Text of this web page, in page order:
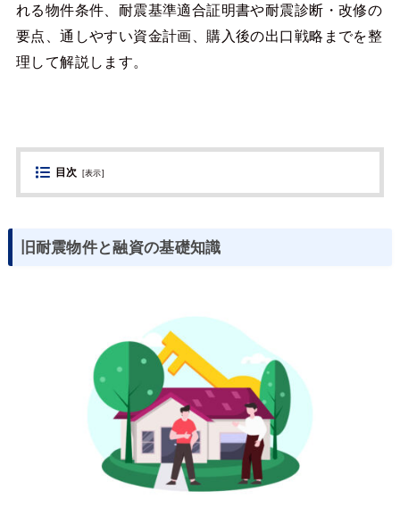
れる物件条件、耐震基準適合証明書や耐震診断・改修の
要点、通しやすい資金計画、購入後の出口戦略までを整
理して解説します。
目次 [表示]
旧耐震物件と融資の基礎知識